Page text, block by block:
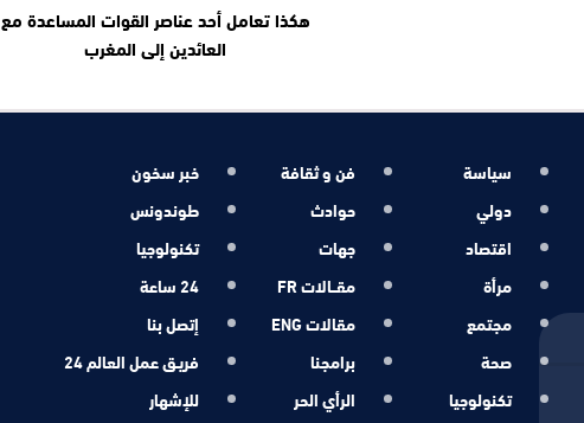
هكذا تعامل أحد عناصر القوات المساعدة مع
العائدين إلى المغرب
سياسة
دولي
اقتصاد
مرأة
مجتمع
صحة
تكنولوجيا
فن و ثقافة
حوادث
جهات
مقــالات FR
مقالات ENG
برامجنا
الرأي الحر
خبر سخون
طوندونس
تكنولوجيا
24 ساعة
إتصل بنا
فريـق عمل العالم 24
للإشهار